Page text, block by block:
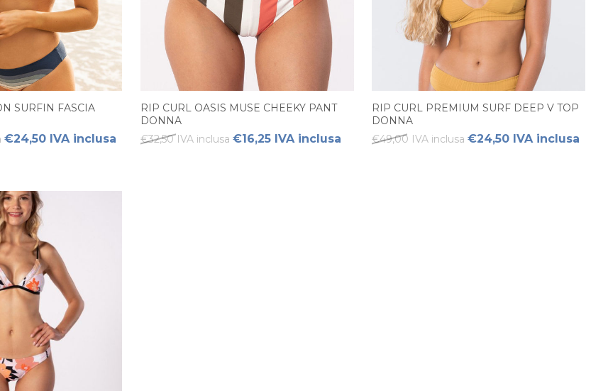
SURFIN FASCIA
€24,50 IVA inclusa
RIP CURL OASIS MUSE CHEEKY PANT
DONNA
€32,50 IVA inclusa €16,25 IVA inclusa
RIP CURL PREMIUM SURF DEEP V TOP
DONNA
€49,00 IVA inclusa €24,50 IVA inclusa